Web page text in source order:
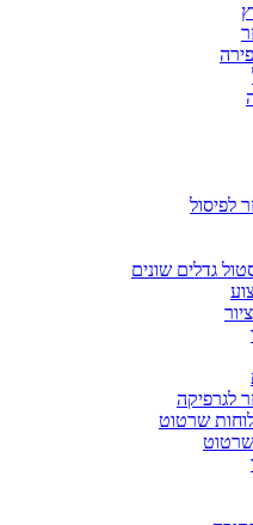
לפיסול
גדלים שונים
לגרפיקה
שרטוט
שרטוט